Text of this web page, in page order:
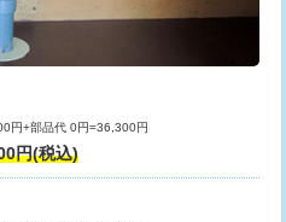
/3ｍ超
作業）
作業）
掃・修
作業）
掃・修
作業）
33,000円
円+部品代 0円=36,300円
円(税込)